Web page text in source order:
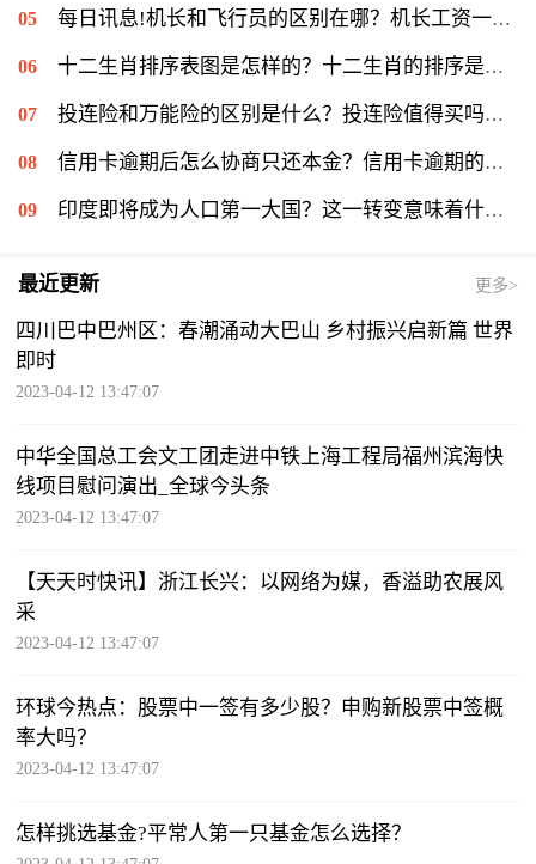
每日讯息!机长和飞行员的区别在哪？机长工资一般多少钱一个月？
十二生肖排序表图是怎样的？十二生肖的排序是怎么样的呢？|世界滚动
投连险和万能险的区别是什么？投连险值得买吗？ 全球微头条
信用卡逾期后怎么协商只还本金？信用卡逾期的后果是什么？
印度即将成为人口第一大国？这一转变意味着什么？
最近更新 更多>
四川巴中巴州区：春潮涌动大巴山 乡村振兴启新篇 世界
即时
2023-04-12 13:47:07
中华全国总工会文工团走进中铁上海工程局福州滨海快
线项目慰问演出_全球今头条
2023-04-12 13:47:07
【天天时快讯】浙江长兴：以网络为媒，香溢助农展风
采
2023-04-12 13:47:07
环球今热点：股票中一签有多少股？申购新股票中签概
率大吗？
2023-04-12 13:47:07
怎样挑选基金?平常人第一只基金怎么选择？